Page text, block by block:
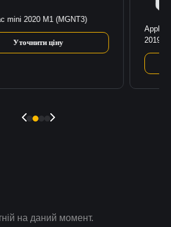
mini 2020 M1 (MGNT3)
Уточнити ціну
Apple
2019
на даний момент.